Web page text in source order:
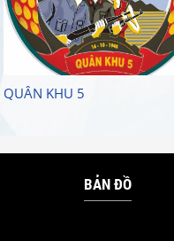
QUÂN KHU 5
BẢN ĐỒ